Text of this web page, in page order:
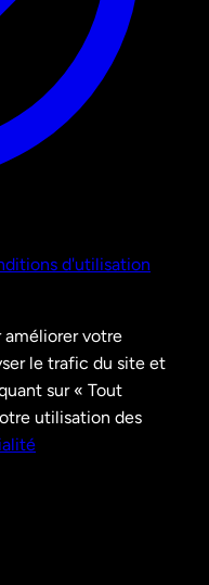
d'utilisation
améliorer votre
le trafic du site et
sur « Tout
utilisation des